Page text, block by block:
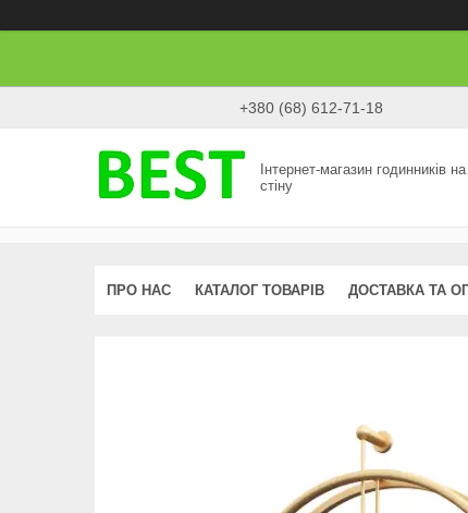
+380 (68) 612-71-18
Інтернет-магазин годинників на
стіну
ПРО НАС КАТАЛОГ ТОВАРІВ ДОСТАВКА ТА